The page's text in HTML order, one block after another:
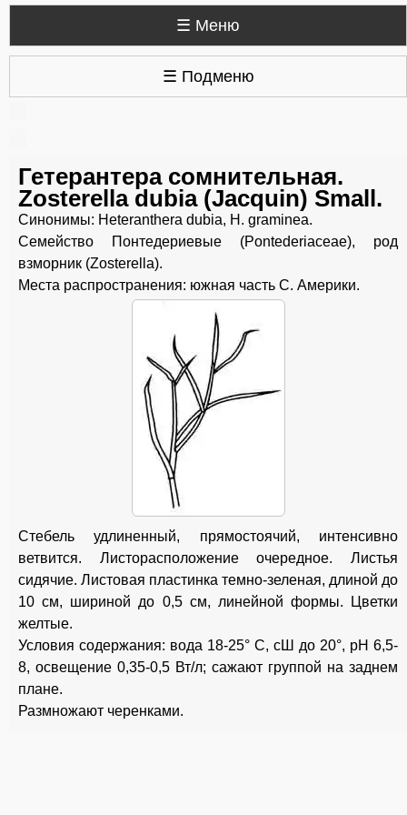
☰ Меню
☰ Подменю
Гетерантера сомнительная.
Zosterella dubia (Jacquin) Small.
Синонимы: Heteranthera dubia, H. graminea.
Семейство Понтедериевые (Pontederiaceae), род
взморник (Zosterella).
Места распространения: южная часть С. Америки.
Стебель удлиненный, прямостоячий, интенсивно
ветвится. Листорасположение очередное. Листья
сидячие. Листовая пластинка темно-зеленая, длиной до
10 см, шириной до 0,5 см, линейной формы. Цветки
желтые.
Условия содержания: вода 18-25° С, сШ до 20°, рН 6,5-
8, освещение 0,35-0,5 Вт/л; сажают группой на заднем
плане.
Размножают черенками.